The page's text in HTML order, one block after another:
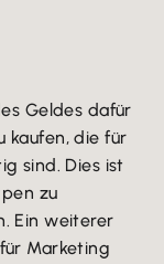
Geldes dafür
kaufen, die für
sind. Dies ist
zu
Ein weiterer
Marketing